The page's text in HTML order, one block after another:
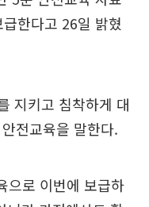
한다고 26일 밝혔
지키고 침착하게 대
전교육을 말한다.
으로 이번에 보급하